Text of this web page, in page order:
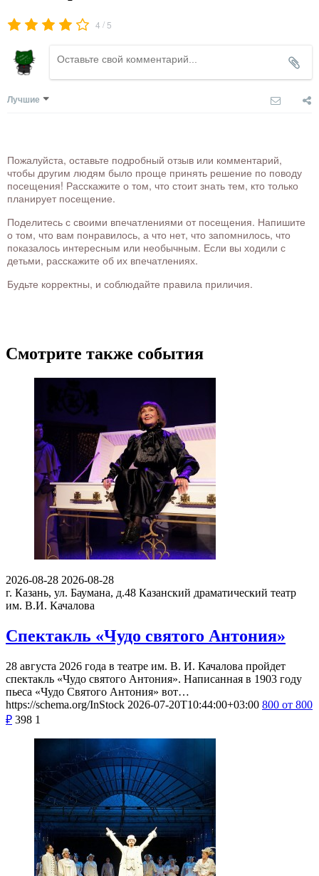
4 / 5
Лучшие
Пожалуйста, оставьте подробный отзыв или комментарий,
чтобы другим людям было проще принять решение по поводу
посещения! Расскажите о том, что стоит знать тем, кто только
планирует посещение.
Поделитесь с своими впечатлениями от посещения. Напишите
о том, что вам понравилось, а что нет, что запомнилось, что
показалось интересным или необычным. Если вы ходили с
детьми, расскажите об их впечатлениях.
Будьте корректны, и соблюдайте правила приличия.
Смотрите также события
2026-08-28 2026-08-28
г. Казань, ул. Баумана, д.48 Казанский драматический театр
им. В.И. Качалова
Спектакль «Чудо святого Антония»
28 августа 2026 года в театре им. В. И. Качалова пройдет
спектакль «Чудо святого Антония». Написанная в 1903 году
пьеса «Чудо Святого Антония» вот…
https://schema.org/InStock 2026-07-20T10:44:00+03:00 800 от 800
₽ 398 1